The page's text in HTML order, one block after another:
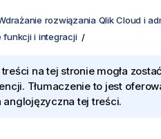
rozwiązania Qlik Cloud i
funkcji i integracji
na tej stronie mogła
Tłumaczenie to jest
anglojęzyczna tej treści.